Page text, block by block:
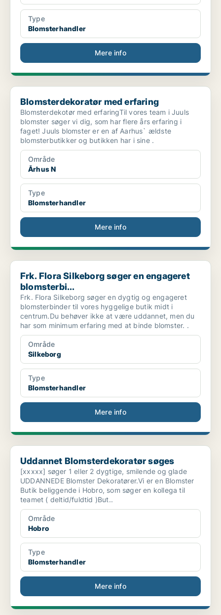
Type
Blomsterhandler
Mere info
Blomsterdekoratør med erfaring
Blomsterdekoratør med erfaring
Blomsterdekotør med erfaringTil vores team i Juuls
blomster søger vi dig, som har flere års erfaring i
faget! Juuls blomster er en af Aarhus` ældste
blomsterbutikker og butikken har i sine .
Område
Århus N
Type
Blomsterhandler
Mere info
Frk. Flora Silkeborg søger en engageret blomsterbi...
Frk. Flora Silkeborg søger en engageret
blomsterbi...
Frk. Flora Silkeborg søger en dygtig og engageret
blomsterbinder til vores hyggelige butik midt i
centrum.Du behøver ikke at være uddannet, men du
har som minimum erfaring med at binde blomster. .
Område
Silkeborg
Type
Blomsterhandler
Mere info
Uddannet Blomsterdekoratør søges
Uddannet Blomsterdekoratør søges
[xxxxx] søger 1 eller 2 dygtige, smilende og glade
UDDANNEDE Blomster Dekoratører.Vi er en Blomster
Butik beliggende i Hobro, som søger en kollega til
teamet ( deltid/fuldtid )But..
Område
Hobro
Type
Blomsterhandler
Mere info